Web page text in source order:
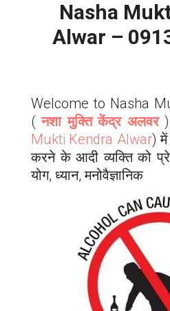
Nasha
Alwar –
Welcome to Nasha
(नशा मुक्ति केंद्र अलवर
Mukti Kendra Alwar) में
करने के आदी व्यक्ति को
योग, ध्यान, मनोवैज्ञानिक